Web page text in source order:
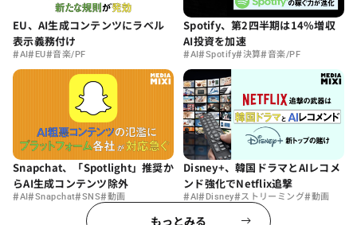
EU、AI生成コンテンツにラベル
表示義務付け
#AI#EU#音楽/PF
Spotify、第2四半期は14%増収
AI投資を加速
#AI#Spotify#決算#音楽/PF
Snapchat、「Spotlight」推奨か
らAI生成コンテンツ除外
#AI#Snapchat#SNS#動画
Disney+、韓国ドラマとAIレコメ
ンド強化でNetflix追撃
#AI#Disney#ストリーミング#動画
もっとみる